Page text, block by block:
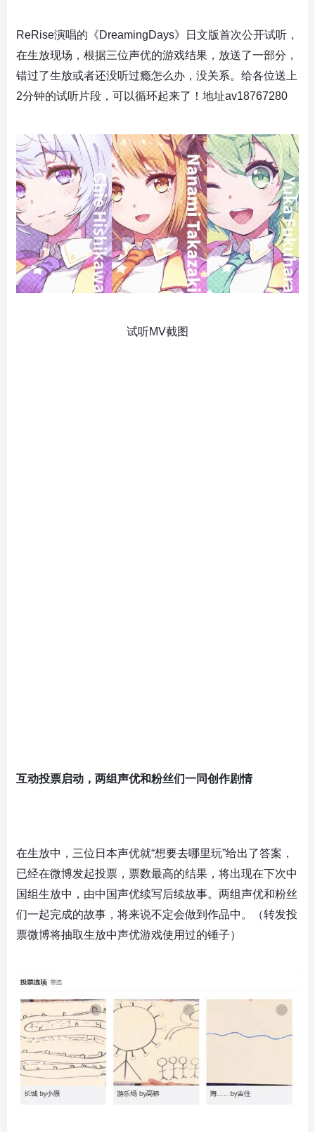
ReRise演唱的《DreamingDays》日文版首次公开试听，
在生放现场，根据三位声优的游戏结果，放送了一部分，
错过了生放或者还没听过瘾怎么办，没关系。给各位送上
2分钟的试听片段，可以循环起来了！地址av18767280
试听MV截图
互动投票启动，两组声优和粉丝们一同创作剧情
在生放中，三位日本声优就“想要去哪里玩”给出了答案，
已经在微博发起投票，票数最高的结果，将出现在下次中
国组生放中，由中国声优续写后续故事。两组声优和粉丝
们一起完成的故事，将来说不定会做到作品中。（转发投
票微博将抽取生放中声优游戏使用过的锤子）